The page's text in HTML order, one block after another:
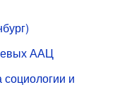
ААЦ
и